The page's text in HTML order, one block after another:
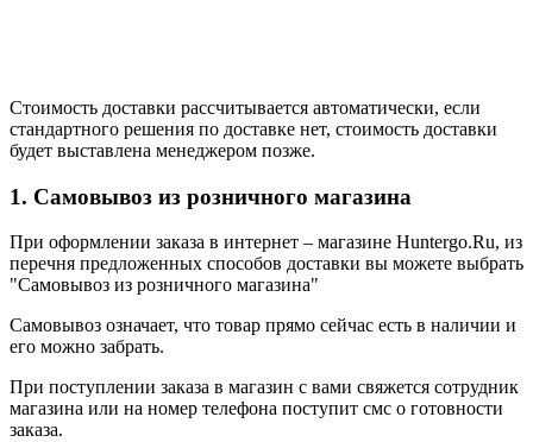
Стоимость доставки рассчитывается автоматически, если
стандартного решения по доставке нет, стоимость доставки
будет выставлена менеджером позже.
1. Самовывоз из розничного магазина
При оформлении заказа в интернет – магазине Huntergo.Ru, из
перечня предложенных способов доставки вы можете выбрать
"Самовывоз из розничного магазина"
Самовывоз означает, что товар прямо сейчас есть в наличии и
его можно забрать.
При поступлении заказа в магазин с вами свяжется сотрудник
магазина или на номер телефона поступит смс о готовности
заказа.